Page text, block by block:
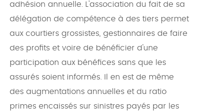
adhésion annuelle. L'association du fait de sa
délégation de compétence à des tiers permet
aux courtiers grossistes, gestionnaires de faire
des profits et voire de bénéficier d'une
participation aux bénéfices sans que les
assurés soient informés. Il en est de même
des augmentations annuelles et du ratio
primes encaissés sur sinistres payés par les